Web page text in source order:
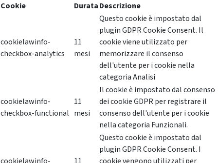
Cookie
DurataDescrizione
cookielawinfo-
checkbox-analytics
11
mesi
Questo cookie è impostato dal
plugin GDPR Cookie Consent. Il
cookie viene utilizzato per
memorizzare il consenso
dell'utente per i cookie nella
categoria Analisi
cookielawinfo-
checkbox-functional
11
mesi
Il cookie è impostato dal consenso
dei cookie GDPR per registrare il
consenso dell'utente per i cookie
nella categoria Funzionali.
Questo cookie è impostato dal
plugin GDPR Cookie Consent. I